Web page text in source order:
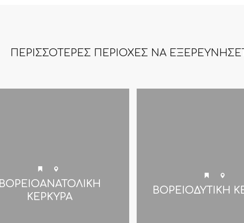
ΠΕΡΙΣΣΟΤΕΡΕΣ ΠΕΡΙΟΧΕΣ ΝΑ
ΒΟΡΕΙΟΑΝΑΤΟΛΙΚΗ
ΚΕΡΚΥΡΑ
ΒΟΡΕΙΟΔΥΤΙΚΗ